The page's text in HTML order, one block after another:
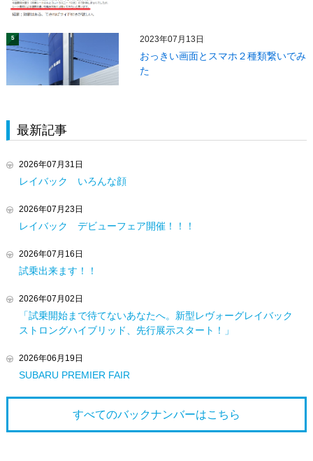
5 2023年07月13日
おっきい画面とスマホ２種類繋いでみ
た
最新記事
2026年07月31日
レイバック いろんな顔
2026年07月23日
レイバック デビューフェア開催！！！
2026年07月16日
試乗出来ます！！
2026年07月02日
「試乗開始まで待てないあなたへ。新型レヴォーグレイバック
ストロングハイブリッド、先行展示スタート！」
2026年06月19日
SUBARU PREMIER FAIR
すべてのバックナンバーはこちら